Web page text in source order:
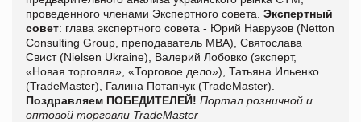
проведенного членами Экспертного совета. Экспертный
совет: глава экспертного совета - Юрий Наврузов (Netton
Consulting Group , преподаватель МВА), Святослава
Свист (Nielsen Ukraine),
Валерий Лобовко (эксперт,
«Новая торговля», «Торговое дело»), Татьяна Ильенко
(TradeMaster), Галина Потапчук (TradeMaster).
Поздравляем ПОБЕДИТЕЛЕЙ! Портал розничной и
оптовой торговли TradeMaster